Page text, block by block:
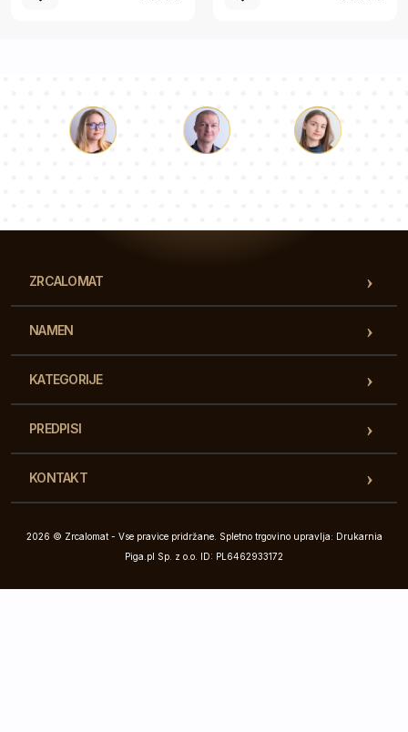
ZRCALOMAT
NAMEN
KATEGORIJE
PREDPISI
KONTAKT
2026 © Zrcalomat - Vse pravice pridržane. Spletno trgovino upravlja: Drukarnia
Piga.pl Sp. z o.o. ID: PL6462933172